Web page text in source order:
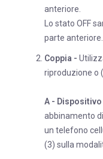
anteriore.
Lo stato OFF
parte anteriore.
Coppia -
riproduzione o (
A -
abbinamento
un telefono
(3) sulla